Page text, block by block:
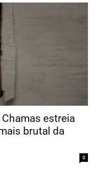
estreia
brutal da
0